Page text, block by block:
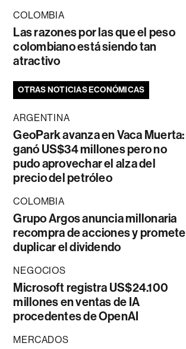
COLOMBIA
Las razones por las que el peso
colombiano está siendo tan
atractivo
OTRAS NOTICIAS ECONÓMICAS
ARGENTINA
GeoPark avanza en Vaca Muerta:
ganó US$34 millones pero no
pudo aprovechar el alza del
precio del petróleo
COLOMBIA
Grupo Argos anuncia millonaria
recompra de acciones y promete
duplicar el dividendo
NEGOCIOS
Microsoft registra US$24.100
millones en ventas de IA
procedentes de OpenAI
MERCADOS